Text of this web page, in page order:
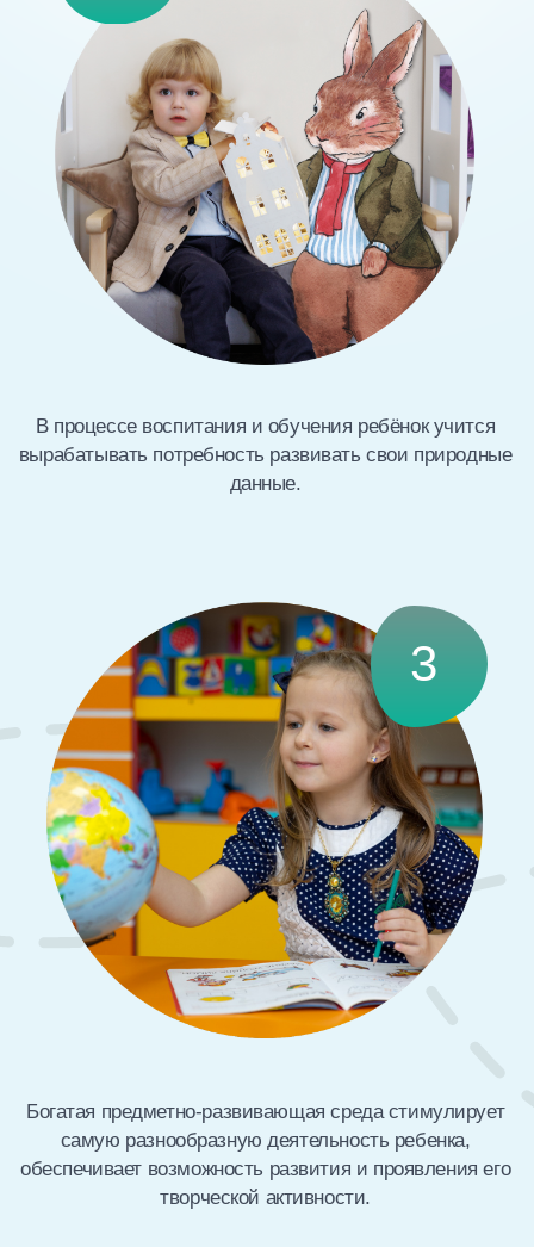
Специалисты детского сада владеют методиками
исследования одарённости ребёнка и с помощью
системы мониторинга определяют приоритетную
сферу его интересов, а также уровень развития
творческого мышления.
В учебном процессе используются современные
интерактивные технологии, различные методы и
приёмы, игровые технологии, индивидуальные формы
работы с детьми для развития их творческого
потенциала.
Дети, принимая участие в различных праздниках,
выставках детского творчества, детских научно-
5
6